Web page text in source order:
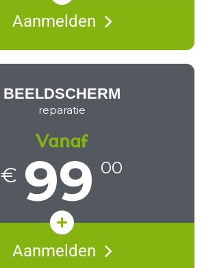
Zonder data verlies
Aanmelden
BEELDSCHERM
reparatie
Vanaf
€ 99 00
Aanmelden